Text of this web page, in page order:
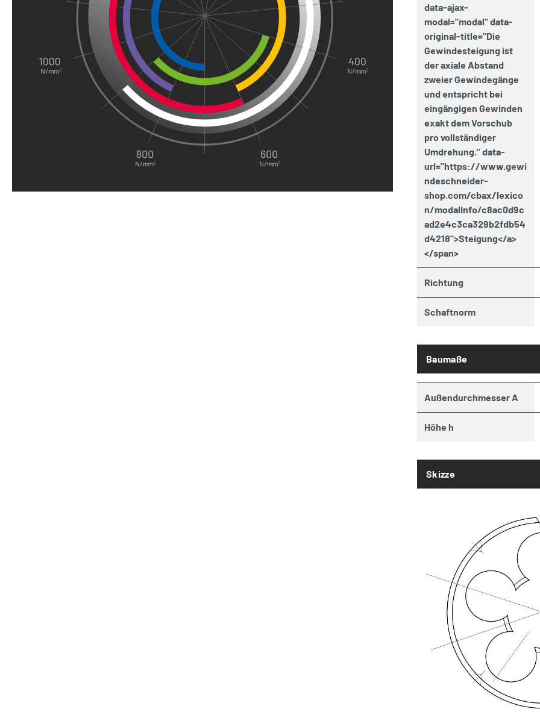
data-ajax-
modal="modal" data-
original-title="Die
Gewindesteigung ist
der axiale Abstand
zweier Gewindegänge
und entspricht bei
eingängigen Gewinden
exakt dem Vorschub
pro vollständiger
Umdrehung." data-
url="https://www.gewi
ndeschneider-
shop.com/cbax/lexico
n/modalInfo/c8ac0d9c
ad2e4c3ca329b2fdb54
d4218">Steigung</a>
</span>
Richtung
Schaftnorm
Baumaße
Außendurchmesser A
Höhe h
Skizze